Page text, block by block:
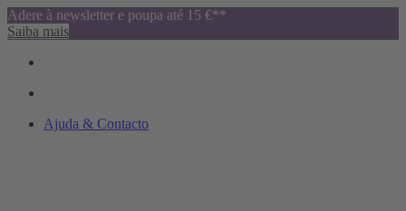
Adere à newsletter e poupa até 15 €**
Saiba mais
Ajuda & Contacto